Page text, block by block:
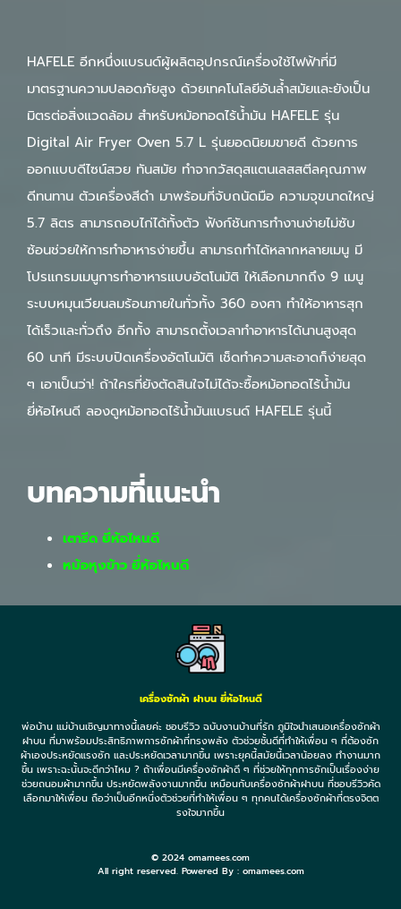
HAFELE อีกหนึ่งแบรนด์ผู้ผลิตอุปกรณ์เครื่องใช้ไฟฟ้าที่มี
มาตรฐานความปลอดภัยสูง ด้วยเทคโนโลยีอันล้ำสมัยและยังเป็น
มิตรต่อสิ่งแวดล้อม สำหรับหม้อทอดไร้น้ำมัน HAFELE รุ่น
Digital Air Fryer Oven 5.7 L รุ่นยอดนิยมขายดี ด้วยการ
ออกแบบดีไซน์สวย ทันสมัย ทำจากวัสดุสแตนเลสสตีลคุณภาพ
ดีทนทาน ตัวเครื่องสีดำ มาพร้อมที่จับถนัดมือ ความจุขนาดใหญ่
5.7 ลิตร สามารถอบไก่ได้ทั้งตัว ฟังก์ชันการทำงานง่ายไม่ซับ
ซ้อนช่วยให้การทำอาหารง่ายขึ้น สามารถทำได้หลากหลายเมนู มี
โปรแกรมเมนูการทำอาหารแบบอัตโนมัติ ให้เลือกมากถึง 9 เมนู
ระบบหมุนเวียนลมร้อนภายในทั่วทั้ง 360 องศา ทำให้อาหารสุก
ได้เร็วและทั่วถึง อีกทั้ง สามารถตั้งเวลาทำอาหารได้นานสูงสุด
60 นาที มีระบบปิดเครื่องอัตโนมัติ เช็ดทำความสะอาดก็ง่ายสุด
ๆ เอาเป็นว่า! ถ้าใครที่ยังตัดสินใจไม่ได้จะซื้อหม้อทอดไร้น้ำมัน
ยี่ห้อไหนดี ลองดูหม้อทอดไร้น้ำมันแบรนด์ HAFELE รุ่นนี้
บทความที่แนะนำ
เตารีด ยี่ห้อไหนดี
หม้อหุงข้าว ยี่ห้อไหนดี
เครื่องซักผ้า ฝาบน ยี่ห้อไหนดี
พ่อบ้าน แม่บ้านเชิญมาทางนี้เลยค่ะ ชอบรีวิว ฉบับงานบ้านที่รัก ภูมิใจนำเสนอเครื่องซักผ้า
ฝาบน ที่มาพร้อมประสิทธิภาพการซักผ้าที่ทรงพลัง ตัวช่วยชั้นดีที่ทำให้เพื่อน ๆ ที่ต้องซัก
ผ้าเองประหยัดแรงซัก และประหยัดเวลามากขึ้น เพราะยุคนี้สมัยนี้เวลาน้อยลง ทำงานมาก
ขึ้น เพราะฉะนั้นจะดีกว่าไหม ? ถ้าเพื่อนมีเครื่องซักผ้าดี ๆ ที่ช่วยให้ทุกการซักเป็นเรื่องง่าย
ช่วยถนอมผ้ามากขึ้น ประหยัดพลังงานมากขึ้น เหมือนกับเครื่องซักผ้าฝาบน ที่ชอบรีวิวคัด
เลือกมาให้เพื่อน ถือว่าเป็นอีกหนึ่งตัวช่วยที่ทำให้เพื่อน ๆ ทุกคนได้เครื่องซักผ้าที่ตรงจิตต
รงใจมากขึ้น
© 2024 omamees.com
All right reserved. Powered By : omamees.com